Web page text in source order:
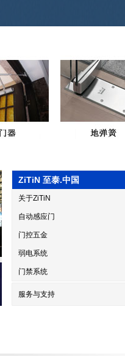
ZiTiN 至泰.中国
关于ZiTiN
自动感应门
门控五金
弱电系统
门禁系统
服务与支持